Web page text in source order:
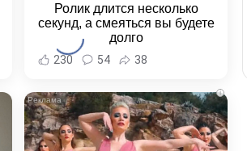
Ролик длится несколько
секунд, а смеяться вы будете
долго
230 54 38
i